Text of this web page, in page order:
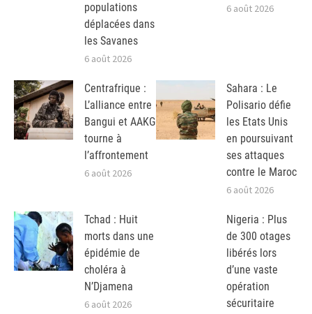
populations
déplacées dans
les Savanes
6 août 2026
6 août 2026
Centrafrique :
L’alliance entre
Bangui et AAKG
tourne à
l’affrontement
6 août 2026
Sahara : Le
Polisario défie
les Etats Unis
en poursuivant
ses attaques
contre le Maroc
6 août 2026
Tchad : Huit
morts dans une
épidémie de
choléra à
N’Djamena
6 août 2026
Nigeria : Plus
de 300 otages
libérés lors
d’une vaste
opération
sécuritaire